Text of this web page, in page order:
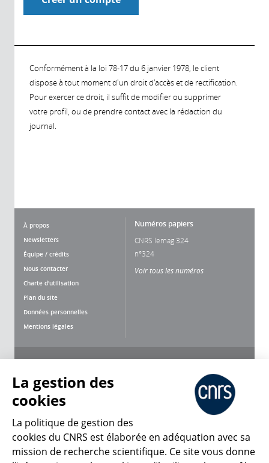
Conformément à la loi 78-17 du 6 janvier 1978, le client
dispose à tout moment d'un droit d'accès et de rectification.
Pour exercer ce droit, il suffit de modifier ou supprimer
votre profil, ou de prendre contact avec la rédaction du
journal.
À propos
Newsletters
Équipe / crédits
Nous contacter
Charte d'utilisation
Plan du site
Données personnelles
Mentions légales
Numéros papiers
CNRS lemag 324
n°324
Voir tous les numéros
CNRS Le Mag
La gestion des
cookies
La politique de gestion des
cookies du CNRS est élaborée en adéquation avec sa
mission de recherche scientifique. Ce site vous donne